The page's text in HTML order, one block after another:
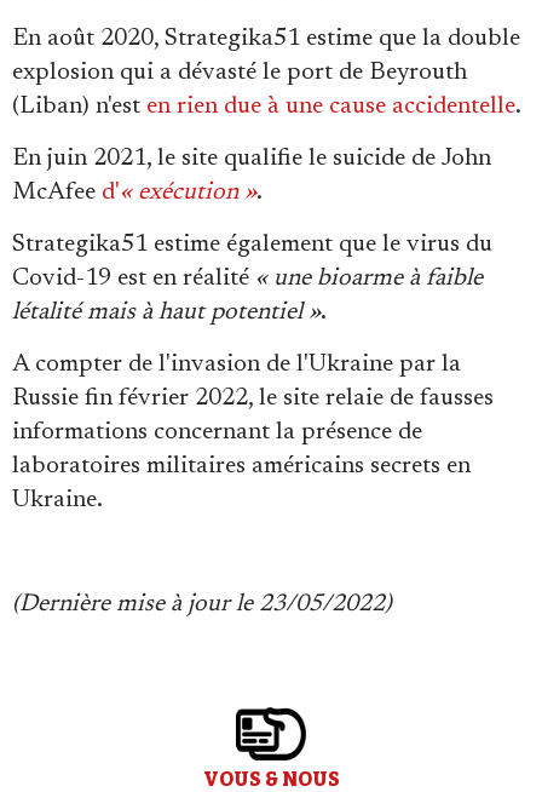
En août 2020, Strategika51 estime que la double
explosion qui a dévasté le port de Beyrouth
(Liban) n'est en rien due à une cause accidentelle.
En juin 2021, le site qualifie le suicide de John
McAfee d'« exécution ».
Strategika51 estime également que le virus du
Covid-19 est en réalité « une bioarme à faible
létalité mais à haut potentiel ».
A compter de l'invasion de l'Ukraine par la
Russie fin février 2022, le site relaie de fausses
informations concernant la présence de
laboratoires militaires américains secrets en
Ukraine.
(Dernière mise à jour le 23/05/2022)
VOUS & NOUS